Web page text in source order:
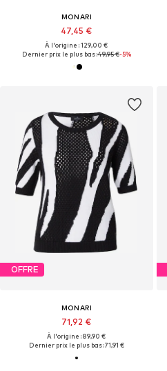
MONARI
47,45 €
À l'origine : 129,00 €
Dernier prix le plus bas :49,95 €-5%
OFFRE
MONARI
71,92 €
À l'origine : 89,90 €
Dernier prix le plus bas :71,91 €